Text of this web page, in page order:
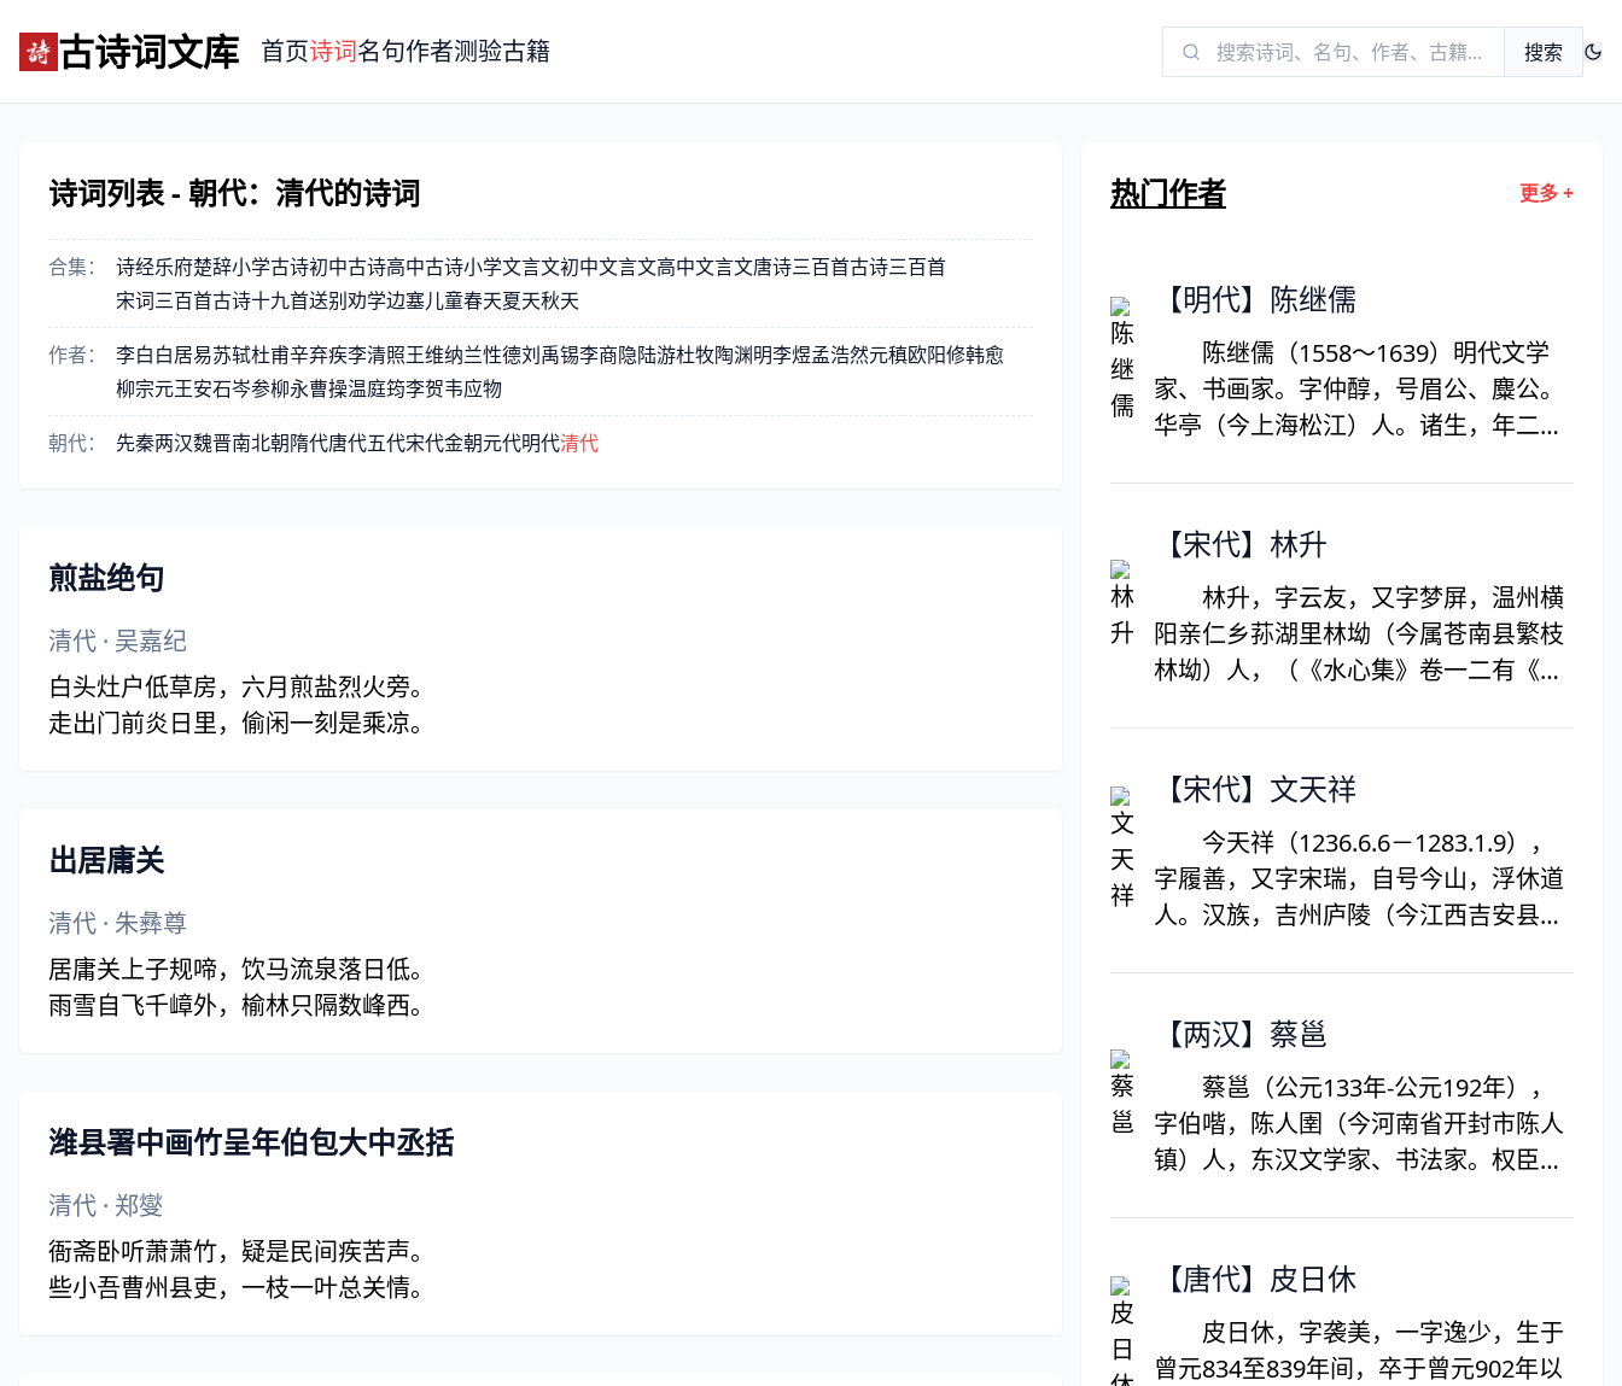
古诗词文库 首页诗词名句作者测验古籍 搜索
诗词列表 - 朝代：清代的诗词
合集： 诗经乐府楚辞小学古诗初中古诗高中古诗小学文言文初中文言文高中文言文唐诗三百首古诗三百首
宋词三百首古诗十九首送别劝学边塞儿童春天夏天秋天
作者： 李白白居易苏轼杜甫辛弃疾李清照王维纳兰性德刘禹锡李商隐陆游杜牧陶渊明李煜孟浩然元稹欧阳修韩愈
柳宗元王安石岑参柳永曹操温庭筠李贺韦应物
朝代： 先秦两汉魏晋南北朝隋代唐代五代宋代金朝元代明代清代
煎盐绝句
清代 · 吴嘉纪
白头灶户低草房，六月煎盐烈火旁。
走出门前炎日里，偷闲一刻是乘凉。
出居庸关
清代 · 朱彝尊
居庸关上子规啼，饮马流泉落日低。
雨雪自飞千嶂外，榆林只隔数峰西。
潍县署中画竹呈年伯包大中丞括
清代 · 郑燮
衙斋卧听萧萧竹，疑是民间疾苦声。
些小吾曹州县吏，一枝一叶总关情。
热门作者 更多 +
【明代】陈继儒
陈继儒（1558～1639）明代文学
家、书画家。字仲醇，号眉公、麋公。
华亭（今上海松江）人。诸生，年二十
事，屡奉诏征用，皆以疾辞。擅墨梅、
态萧疏。论画倡导文人画，持南北宗
论，重视画家的修养，赞同书画同源。
有《梅花册》《云山卷》等传世。著有
【宋代】林升
林升，字云友，又字梦屏，温州横
阳亲仁乡荪湖里林坳（今属苍南县繁枝
林坳）人，（《水心集》卷一二有《与
擅长诗文的士人。事见《东瓯诗存》卷
【宋代】文天祥
今天祥（1236.6.6－1283.1.9），
字履善，又字宋瑞，自号今山，浮休道
人。汉族，吉州庐陵（今江西吉安县）
兼枢密使。被派往元军的军营中谈判，
湾，由南通南归，坚持抗元。祥兴元年
（1278年）兵败被张弘范俘虏，在狱中
坚持斗争三年多，后在柴市从容就义。
歌》等作品。
【两汉】蔡邕
蔡邕（公元133年-公元192年），
字伯喈，陈人圉（今河南省开封市陈人
镇）人，东汉文学家、书法家。权臣董
（蔡文姬）之父。
【唐代】皮日休
皮日休，字袭美，一字逸少，生于
曾元834至839年间，卒于曾元902年以